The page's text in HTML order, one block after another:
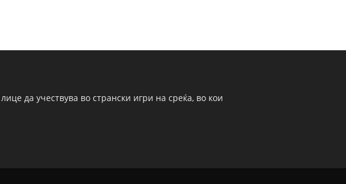
да учествува во странски игри на среќа, во кои